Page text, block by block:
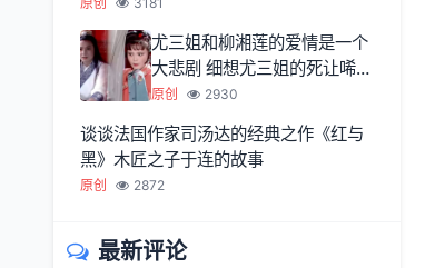
尤三姐和柳湘莲的爱情是一个
大悲剧 细想尤三姐的死让唏嘘
不已
原创 2930
谈谈法国作家司汤达的经典之作《红与
黑》木匠之子于连的故事
原创 2872
最新评论